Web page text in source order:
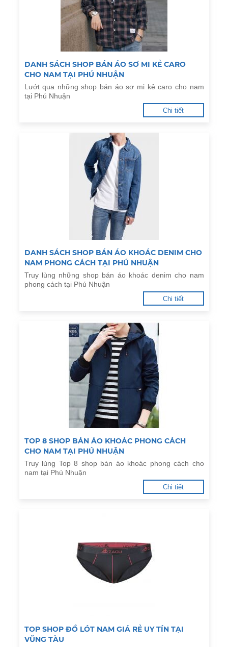
DANH SÁCH SHOP BÁN ÁO SƠ MI KẺ CARO
CHO NAM TẠI PHÚ NHUẬN
Lướt qua những shop bán áo sơ mi kẻ caro cho nam
tại Phú Nhuận
Chi tiết
DANH SÁCH SHOP BÁN ÁO KHOÁC DENIM CHO
NAM PHONG CÁCH TẠI PHÚ NHUẬN
Truy lùng những shop bán áo khoác denim cho nam
phong cách tại Phú Nhuận
Chi tiết
TOP 8 SHOP BÁN ÁO KHOÁC PHONG CÁCH
CHO NAM TẠI PHÚ NHUẬN
Truy lùng Top 8 shop bán áo khoác phong cách cho
nam tại Phú Nhuận
Chi tiết
TOP SHOP ĐỒ LÓT NAM GIÁ RẺ UY TÍN TẠI
VŨNG TÀU